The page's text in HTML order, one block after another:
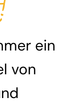
ein
von